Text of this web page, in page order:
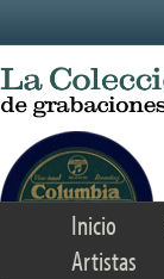
Inicio
Artistas